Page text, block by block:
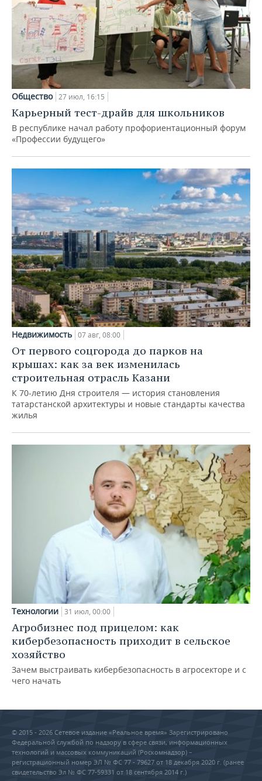
Общество 27 июл, 16:15
Карьерный тест-драйв для школьников
В республике начал работу профориентационный форум
«Профессии будущего»
Недвижимость 07 авг, 08:00
От первого соцгорода до парков на
крышах: как за век изменилась
строительная отрасль Казани
К 70-летию Дня строителя — история становления
татарстанской архитектуры и новые стандарты качества
жилья
Технологии 31 июл, 00:00
Агробизнес под прицелом: как
кибербезопасность приходит в сельское
хозяйство
Зачем выстраивать кибербезопасность в агросекторе и с
чего начать
© 2015 - 2026 Сетевое издание «Реальное время» Зарегистрировано
Федеральной службой по надзору в сфере связи, информационных
технологий и массовых коммуникаций (Роскомнадзор) –
регистрационный номер ЭЛ № ФС 77 - 79627 от 18 декабря 2020 г. (ранее
свидетельство Эл № ФС 77-59331 от 18 сентября 2014 г.)